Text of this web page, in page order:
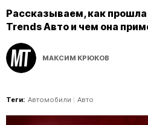
Рассказываем, как
Trends Авто и чем она
МАКСИМ КРЮКОВ
Теги: Автомобили Авто